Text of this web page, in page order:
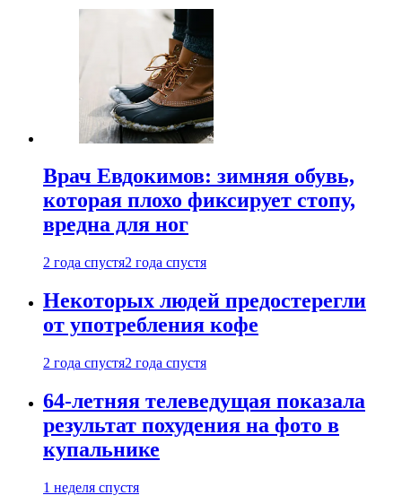
Врач Евдокимов: зимняя обувь,
которая плохо фиксирует стопу,
вредна для ног
2 года спустя2 года спустя
Некоторых людей предостерегли
от употребления кофе
2 года спустя2 года спустя
64-летняя телеведущая показала
результат похудения на фото в
купальнике
1 неделя спустя